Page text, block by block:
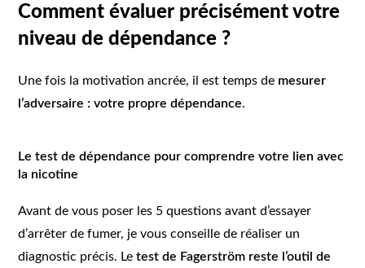
Comment évaluer précisément votre
niveau de dépendance ?
Une fois la motivation ancrée, il est temps de mesurer
l’adversaire : votre propre dépendance.
Le test de dépendance pour comprendre votre lien avec
la nicotine
Avant de vous poser les 5 questions avant d’essayer
d’arrêter de fumer, je vous conseille de réaliser un
diagnostic précis. Letest de Fagerström reste l’outil de